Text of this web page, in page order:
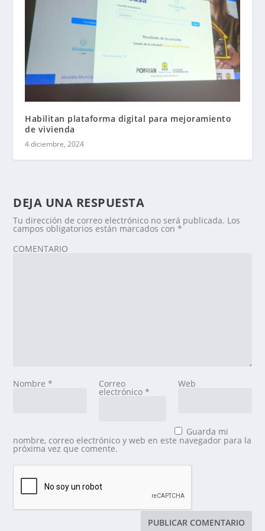
Habilitan plataforma digital para mejoramiento
de vivienda
4 diciembre, 2024
DEJA UNA RESPUESTA
Tu dirección de correo electrónico no será publicada. Los
campos obligatorios están marcados con*
COMENTARIO
Nombre* Correo
electrónico *
Web
Guarda mi
nombre, correo electrónico y web en este navegador para la
próxima vez que comente.